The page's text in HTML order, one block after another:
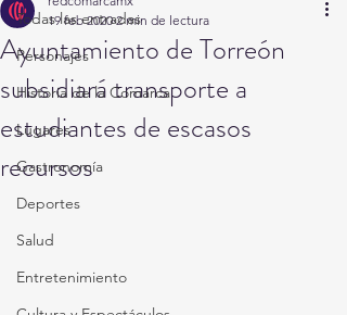
Todas las entradas
Personajes
Historia de la Comarca
Lugares
Gastronomía
Deportes
Salud
Entretenimiento
Ayuntamiento de Torreón
subsidiará transporte a
estudiantes de escasos
recursos
19 feb 2020 2 min de lectura